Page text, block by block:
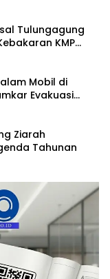
Tulungagung
KMP
Mobil di
Evakuasi
Ziarah
Tahunan